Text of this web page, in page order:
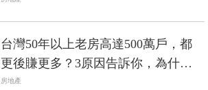
台灣50年以上老房高達500萬戶，都
更後賺更多？3原因告訴你，為什麼
都更難如登天
房地產